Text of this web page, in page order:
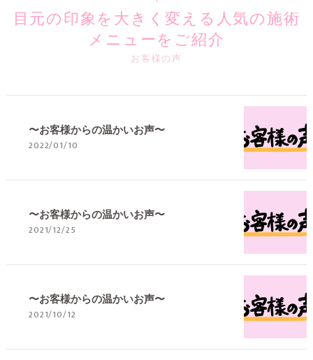
目元の印象を大きく変える人気の施術
メニューをご紹介
お客様の声
〜お客様からの温かいお声〜
2022/01/10
〜お客様からの温かいお声〜
2021/12/25
〜お客様からの温かいお声〜
2021/10/12